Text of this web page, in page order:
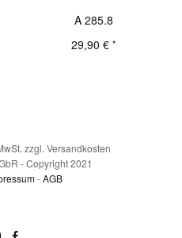
A 285.8
29,90 € *
zzgl. Versandkosten
- Copyright 2021
-AGB